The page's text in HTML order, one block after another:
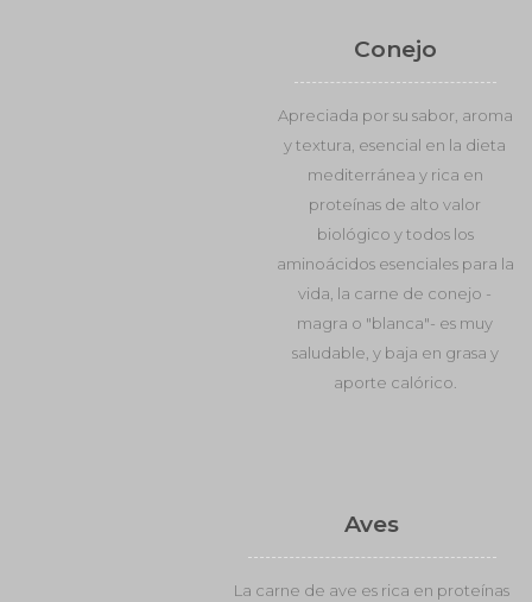
Conejo
Apreciada por su sabor, aroma
y textura, esencial en la dieta
mediterránea y rica en
proteínas de alto valor
biológico y todos los
aminoácidos esenciales para la
vida, la carne de conejo -
magra o "blanca"- es muy
saludable, y baja en grasa y
aporte calórico.
Aves
La carne de ave es rica en proteínas